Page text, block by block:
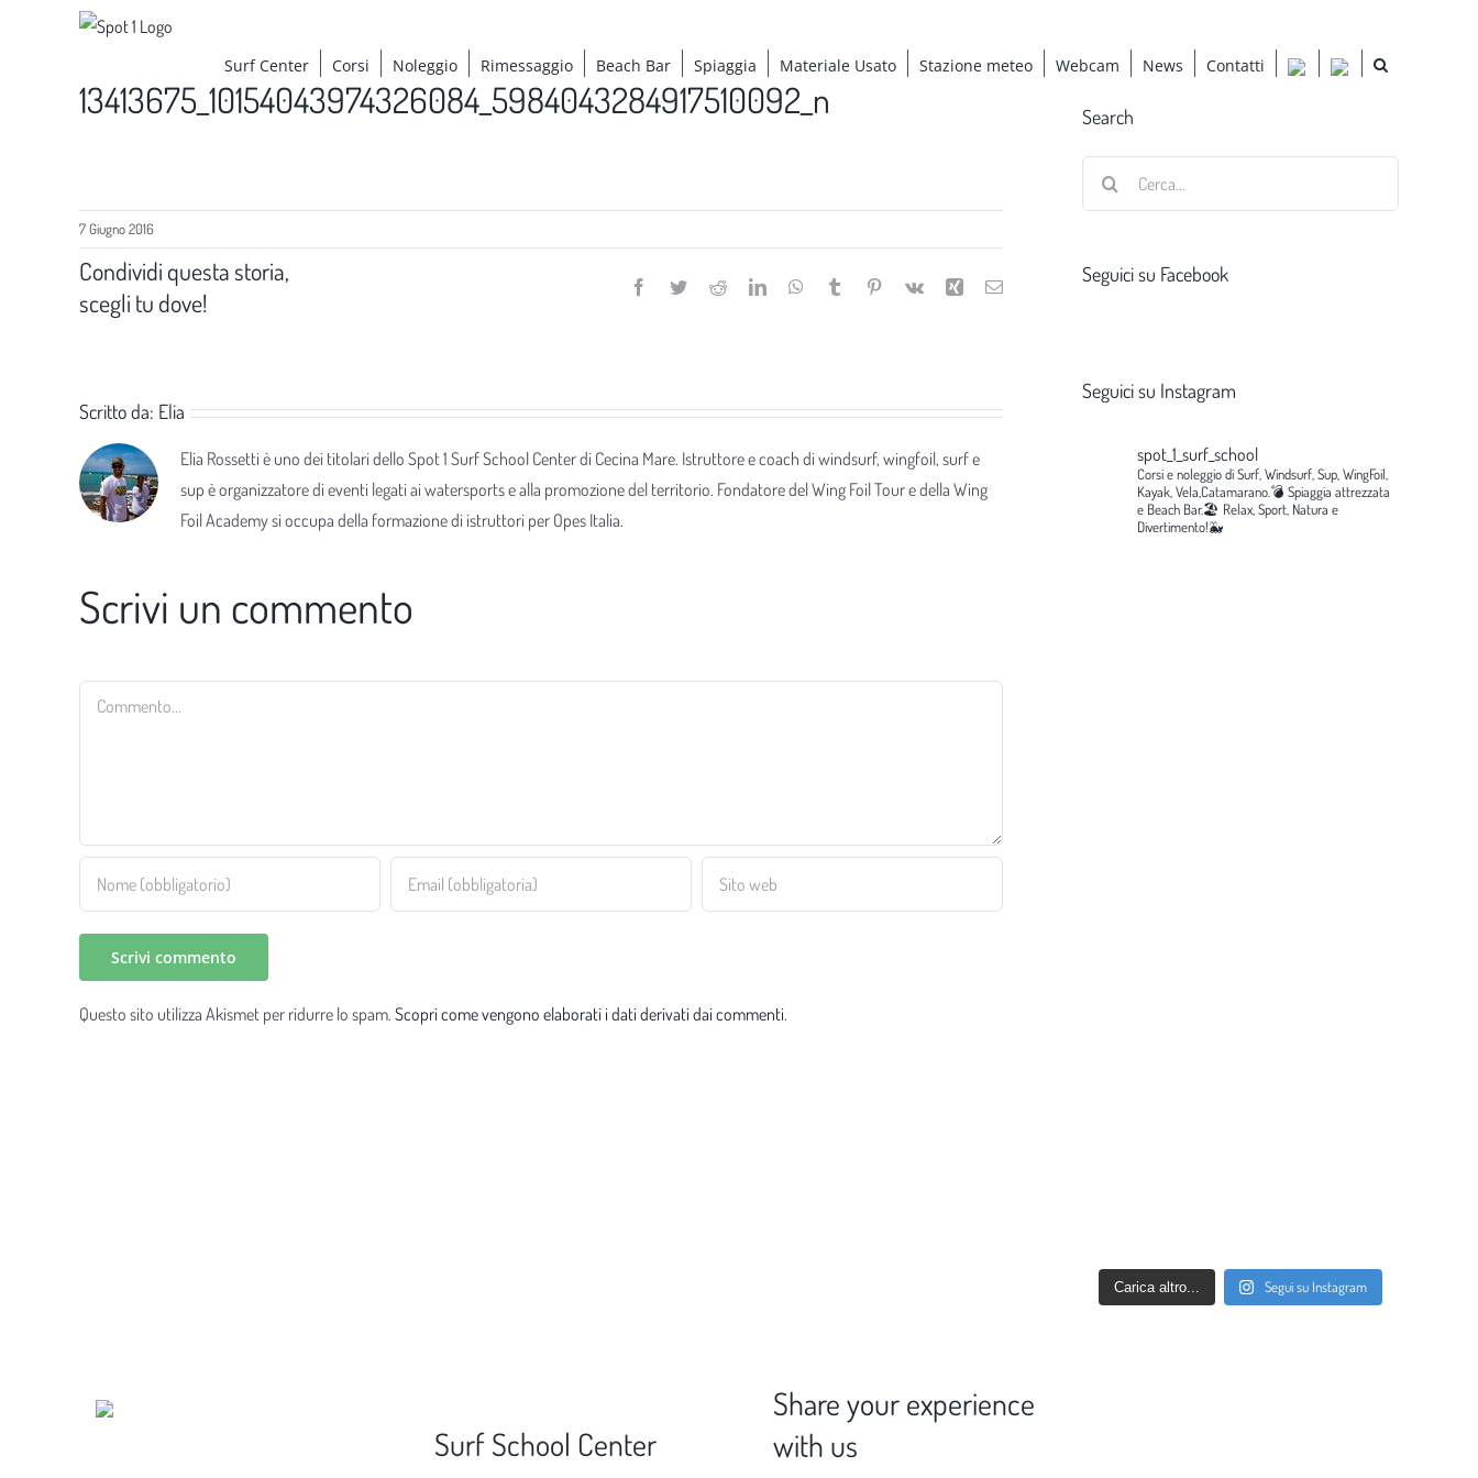
Surf Center Corsi Noleggio Rimessaggio Beach Bar Spiaggia Materiale Usato Stazione meteo Webcam News Contatti
13413675_10154043974326084_5984043284917510092_n
7 Giugno 2016
Condividi questa storia,
scegli tu dove!
Facebook
TwitterRedditLinkedInWhatsApp
Tumblr Pinterest
Vk Xing Email
Scritto da: Elia
Elia Rossetti è uno dei titolari dello Spot 1 Surf School Center di Cecina Mare. Istruttore e coach di windsurf, wingfoil, surf e
sup è organizzatore di eventi legati ai watersports e alla promozione del territorio. Fondatore del Wing Foil Tour e della Wing
Foil Academy si occupa della formazione di istruttori per Opes Italia.
Scrivi un commento
Commento
Questo sito utilizza Akismet per ridurre lo spam. Scopri come vengono elaborati i dati derivati dai commenti.
Search
Seguici su Facebook
Seguici su Instagram
spot_1_surf_school
Corsi e noleggio di Surf, Windsurf, Sup, WingFoil,
Kayak, Vela,Catamarano.💣 Spiaggia attrezzata
e Beach Bar.🏖️ Relax, Sport, Natura e
Divertimento!🐳
Carica altro... Segui su Instagram
Surf School Center
Share your experience
with us